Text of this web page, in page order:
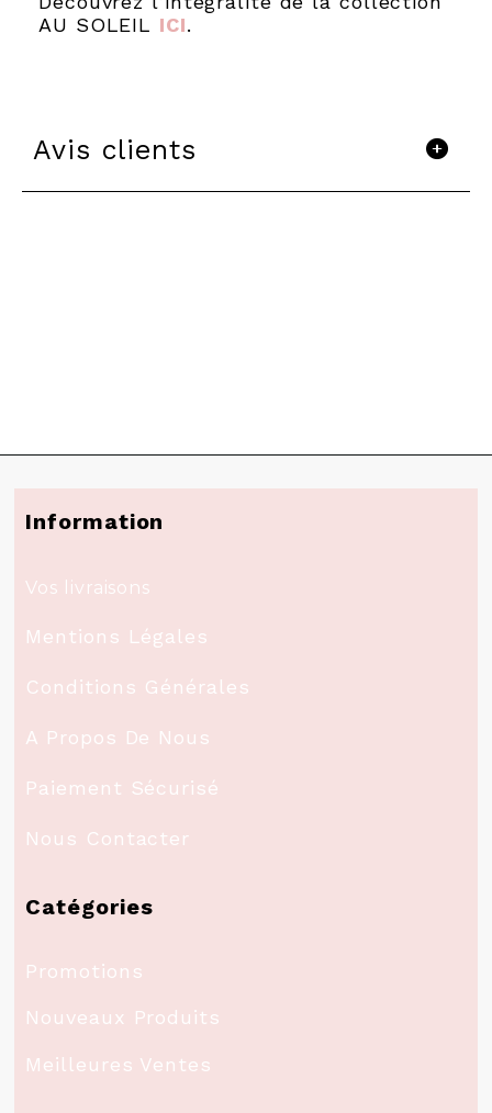
AU SOLEIL ICI.
Avis clients
Information
Vos livraisons
Mentions Légales
Conditions Générales
A Propos De Nous
Paiement Sécurisé
Nous Contacter
Catégories
Promotions
Nouveaux Produits
Meilleures Ventes